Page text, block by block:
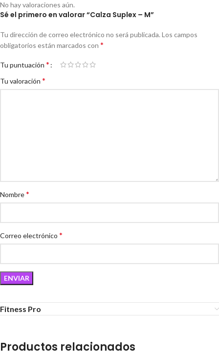
No hay valoraciones aún.
Sé el primero en valorar “Calza Suplex – M”
Tu dirección de correo electrónico no será publicada. Los campos
obligatorios están marcados con *
Tu puntuación *
Tu valoración *
Nombre*
Correo electrónico *
Fitness Pro
Productos relacionados